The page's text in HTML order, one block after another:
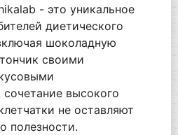
- это уникальное
диетического
шоколадную
своими
высокого
не оставляют
полезности.